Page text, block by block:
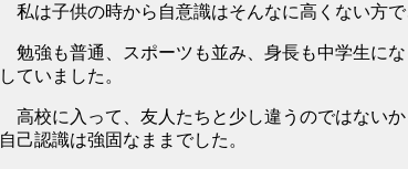
私は子供の時から自意識はそんなに高くない方
勉強も普通、スポーツも並み、身長も中学生に
していました。
高校に入って、友人たちと少し違うのではない
自己認識は強固なままでした。